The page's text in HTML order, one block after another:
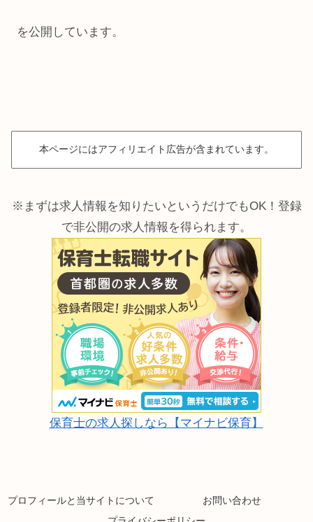
を公開しています。
本ページにはアフィリエイト広告が含まれています。
※まずは求人情報を知りたいというだけでもOK！登録
で非公開の求人情報を得られます。
保育士の求人探しなら【マイナビ保育】
プロフィールと当サイトについて
お問い合わせ